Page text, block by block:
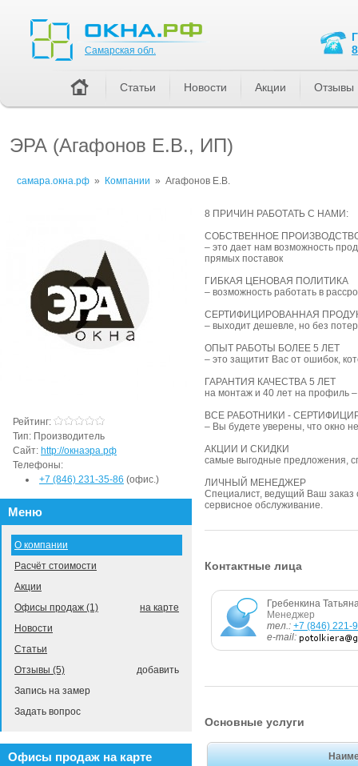
ЭРА (Агафонов Е.В., ИП)
самара.окна.рф » Компании » Агафонов Е.В.
8 ПРИЧИН РАБОТАТЬ С НАМИ:
СОБСТВЕННОЕ
– это дает нам возможность
прямых поставок
ГИБКАЯ ЦЕНОВАЯ ПОЛИТИКА
– возможность работать в
СЕРТИФИЦИРОВАННАЯ
– выходит дешевле, но без
ОПЫТ РАБОТЫ БОЛЕЕ 5 ЛЕТ
– это защитит Вас от ошибок,
ГАРАНТИЯ КАЧЕСТВА 5 ЛЕТ
на монтаж и 40 лет на профиль
ВСЕ РАБОТНИКИ -
– Вы будете уверены, что окно
АКЦИИ И СКИДКИ
самые выгодные предложения,
ЛИЧНЫЙ МЕНЕДЖЕР
Специалист, ведущий Ваш заказ
сервисное обслуживание.
Контактные лица
Гребенкина
Менеджер
тел.: +7 (846) 221-
e-mail:
Основные услуги
Рейтинг:
Тип: Производитель
Сайт: http://окнаэра.рф
Телефоны:
+7 (846) 231-35-86 (офис.)
Меню
О компании
Расчёт стоимости
Акции
на карте
Офисы продаж (1)
Новости
Статьи
добавить
Отзывы (5)
Запись на замер
Задать вопрос
Офисы продаж на карте
Самарская обл.
Статьи Новости Акции Отзывы